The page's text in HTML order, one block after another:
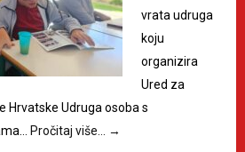
vrata udruga
koju
organizira
Ured za
Hrvatske Udruga osoba s
Pročitaj više… →